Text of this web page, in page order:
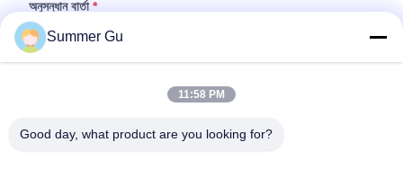
অনুসন্ধান বার্তা *
Summer Gu
11:58 PM
Good day, what product are you looking for?